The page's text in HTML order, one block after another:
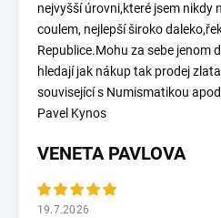
nejvyšší úrovni,které jsem nikdy
coulem, nejlepší široko
Republice.Mohu za sebe jenom
hledají jak nákup tak prodej
související s Numismatikou
Pavel Kynos
VENETA PAVLOVA
19.7.2026